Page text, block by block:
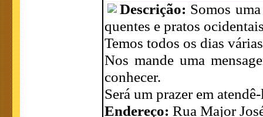
Descrição: Somos
quentes e pratos
Temos todos os dias
Nos mande uma
conhecer.
Será um prazer em
Endereço: Rua Major